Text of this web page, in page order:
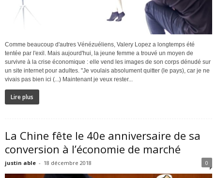
Comme beaucoup d'autres Vénézuéliens, Valery Lopez a longtemps été
tentée par l'exil. Mais aujourd'hui, la jeune femme a trouvé un moyen de
survivre à la crise économique : elle vend les images de son corps dénudé sur
un site internet pour adultes. "Je voulais absolument quitter (le pays), car je ne
vivais pas bien ici (...) Maintenant je veux rester...
Lire plus
La Chine fête le 40e anniversaire de sa
conversion à l’économie de marché
justin able - 18 décembre 2018 0